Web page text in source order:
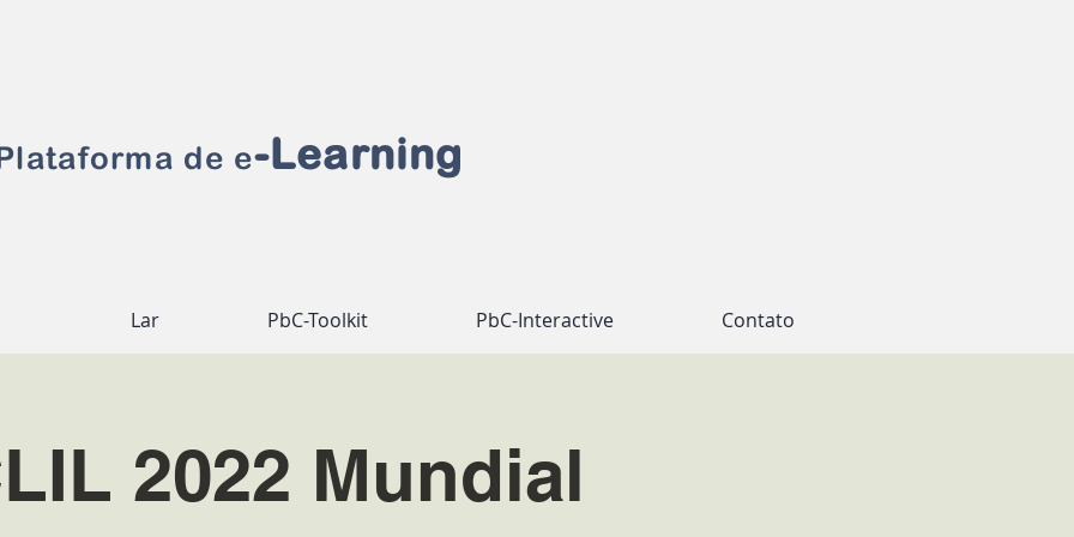
de e-Learning
Lar PbC-Toolkit PbC-Interactive Contato
2022 Mundial